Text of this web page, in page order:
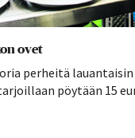
ovet
perheitä
pöytään 15